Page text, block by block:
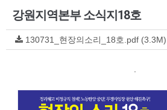
강원지역본부 소식지18호
130731_현장의소리_18호.pdf (3.3M)